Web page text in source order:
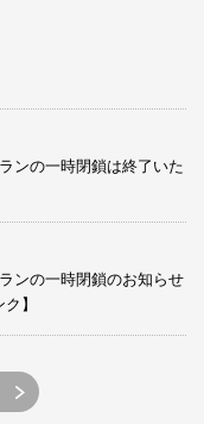
ンの一時閉鎖は終了いた
ンの一時閉鎖のお知らせ
】